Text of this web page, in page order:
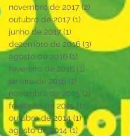
novembro de 2017 (2)
outubro de 2017 (1) 1 post
junho de 2017 (1)
dezembro de 2016 (3)
agosto de 2016 (1) 1 post
fevereiro de 2016 (1)
janeiro de 2016 (1)
novembro de 2015 (2)
fevereiro de 2015 (1) 1 post
outubro de 2014 (1)1 post
agosto de 2014 (1)1 post